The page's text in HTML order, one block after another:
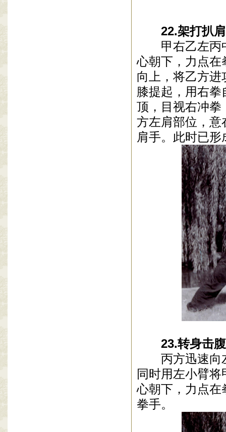
22.架打扒肩
甲右乙左丙
心朝下，力点在
向上，将乙方
膝提起，用右
顶，目视右冲拳
方左肩部位，意
肩手。此时已
23.转身击
丙方迅速向
同时用左小臂
心朝下，力点在
拳手。